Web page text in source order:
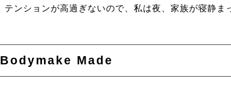
テンションが高過ぎないので、私は夜、家族が寝静ま
Bodymake Made